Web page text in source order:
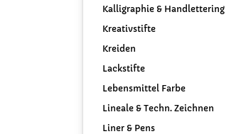
Kalligraphie & Handlettering
Kreativstifte
Kreiden
Lackstifte
Lebensmittel Farbe
Lineale & Techn. Zeichnen
Liner & Pens